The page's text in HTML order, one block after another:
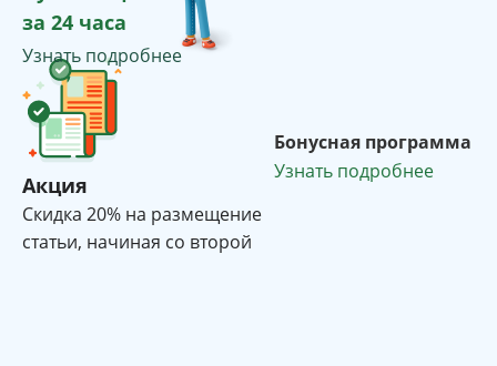
за 24 часа
Узнать подробнее
Акция
Cкидка 20% на размещение
статьи, начиная со второй
Бонусная программа
Узнать подробнее